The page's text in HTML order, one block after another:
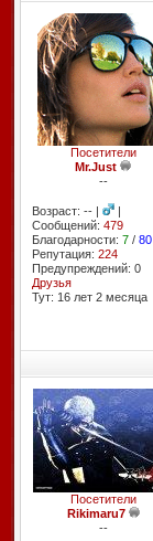
Посетители
Mr.Just
--
Возраст: -- |
|
Сообщений: 479
Благодарности: 7/ 80
Репутация: 224
Предупреждений: 0
Друзья
Тут: 16 лет 2 месяцa
Посетители
Rikimaru7
--